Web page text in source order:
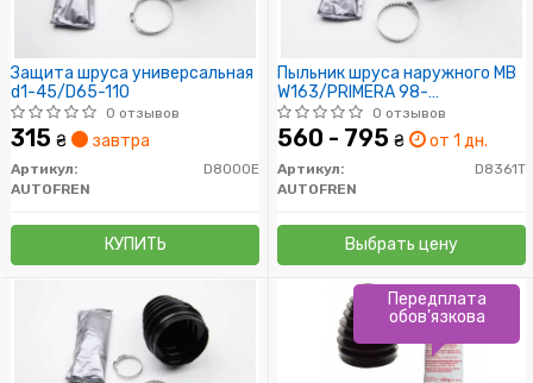
Защита шруса универсальная
d1-45/D65-110
0 отзывов
315 ₴ завтра
Артикул:
D8000E
AUTOFREN
КУПИТЬ
Пыльник шруса наружного MB
W163/PRIMERA 98-
(термопластик)0 отзывов
560 - 795 ₴ от 1 дн.
Артикул:
D8361T
AUTOFREN
Выбрать цену
Передплата
обов'язкова